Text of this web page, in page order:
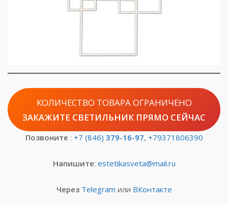
КОЛИЧЕСТВО ТОВАРА ОГРАНИЧЕНО
ЗАКАЖИТЕ СВЕТИЛЬНИК ПРЯМО СЕЙЧАС
Позвоните : +7 (846) 379-16-97, +79371806390
Напишите: estetikasveta@mail.ru
Через Telegram или ВКонтакте